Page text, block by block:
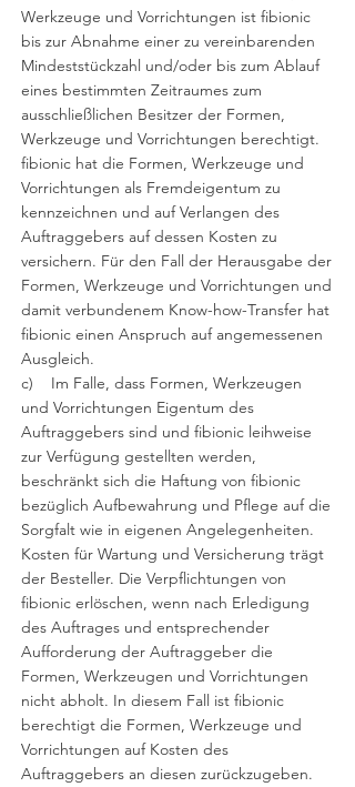
Werkzeuge und Vorrichtungen ist fibionic
bis zur Abnahme einer zu vereinbarenden
Mindeststückzahl und/oder bis zum Ablauf
eines bestimmten Zeitraumes zum
ausschließlichen Besitzer der Formen,
Werkzeuge und Vorrichtungen berechtigt.
fibionic hat die Formen, Werkzeuge und
Vorrichtungen als Fremdeigentum zu
kennzeichnen und auf Verlangen des
Auftraggebers auf dessen Kosten zu
versichern. Für den Fall der Herausgabe der
Formen, Werkzeuge und Vorrichtungen und
damit verbundenem Know-how-Transfer hat
fibionic einen Anspruch auf angemessenen
Ausgleich.
c) Im Falle, dass Formen, Werkzeugen
und Vorrichtungen Eigentum des
Auftraggebers sind und fibionic leihweise
zur Verfügung gestellten werden,
beschränkt sich die Haftung von fibionic
bezüglich Aufbewahrung und Pflege auf die
Sorgfalt wie in eigenen Angelegenheiten.
Kosten für Wartung und Versicherung trägt
der Besteller. Die Verpflichtungen von
fibionic erlöschen, wenn nach Erledigung
des Auftrages und entsprechender
Aufforderung der Auftraggeber die
Formen, Werkzeugen und Vorrichtungen
nicht abholt. In diesem Fall ist fibionic
berechtigt die Formen, Werkzeuge und
Vorrichtungen auf Kosten des
Auftraggebers an diesen zurückzugeben.